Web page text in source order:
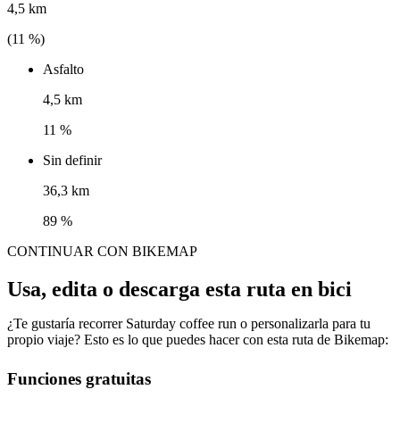
4,5 km
(11 %)
Asfalto
4,5 km
11 %
Sin definir
36,3 km
89 %
CONTINUAR CON BIKEMAP
Usa, edita o descarga esta ruta en bici
¿Te gustaría recorrer Saturday coffee run o personalizarla para tu
propio viaje? Esto es lo que puedes hacer con esta ruta de Bikemap:
Funciones gratuitas